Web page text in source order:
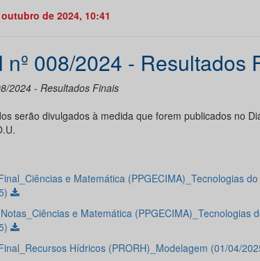
de 2024, 10:41
nº 008/2024 - Resultados
2024 - Resultados Finais
serão divulgados à medida que forem publicados no
e Matemática (PPGECIMA)_Tecnologias
e Matemática (PPGECIMA)_Tecnologias
Hídricos (PRORH)_Modelagem (01/04/